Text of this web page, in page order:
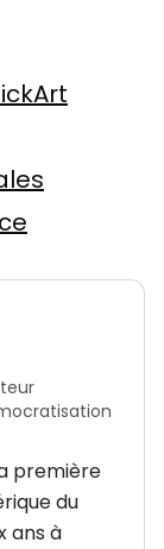
première
du
ans à